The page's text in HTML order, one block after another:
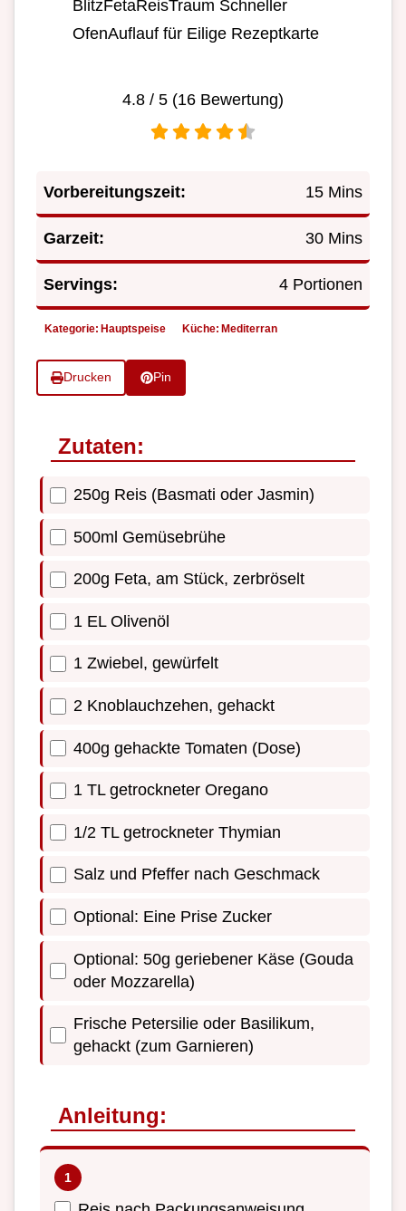
BlitzFetaReisTraum Schneller
OfenAuflauf für Eilige Rezeptkarte
4.8 / 5 (16 Bewertung)
Vorbereitungszeit: 15 Mins
Garzeit: 30 Mins
Servings: 4 Portionen
Kategorie: Hauptspeise Küche: Mediterran
Drucken Pin
Zutaten:
250g Reis (Basmati oder Jasmin)
500ml Gemüsebrühe
200g Feta, am Stück, zerbröselt
1 EL Olivenöl
1 Zwiebel, gewürfelt
2 Knoblauchzehen, gehackt
400g gehackte Tomaten (Dose)
1 TL getrockneter Oregano
1/2 TL getrockneter Thymian
Salz und Pfeffer nach Geschmack
Optional: Eine Prise Zucker
Optional: 50g geriebener Käse (Gouda
oder Mozzarella)
Frische Petersilie oder Basilikum,
gehackt (zum Garnieren)
Anleitung: